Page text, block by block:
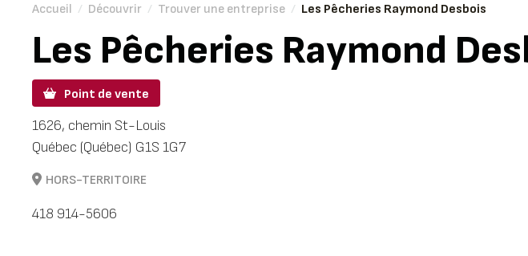
Accueil / Découvrir / Trouver une entreprise / Les Pêcheries Raymond Desbois
Les Pêcheries Raymond
Point de vente
1626, chemin St-Louis
Québec (Québec) G1S 1G7
HORS-TERRITOIRE
418 914-5606